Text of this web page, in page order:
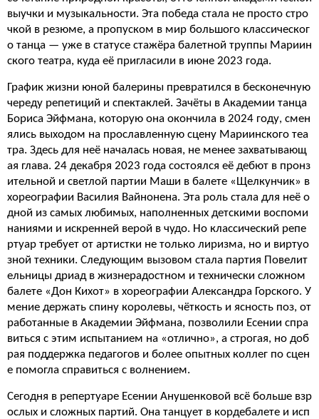
выучки и музыкальности. Эта победа стала не просто стро
чкой в резюме, а пропуском в мир большого классическог
о танца — уже в статусе стажёра балетной труппы Мариин
ского театра, куда её пригласили в июне 2023 года.
График жизни юной балерины превратился в бесконечную
череду репетиций и спектаклей. Зачёты в Академии танца
Бориса Эйфмана, которую она окончила в 2024 году, смен
ялись выходом на прославленную сцену Мариинского теа
тра. Здесь для неё началась новая, не менее захватывающ
ая глава. 24 декабря 2023 года состоялся её дебют в пронз
ительной и светлой партии Маши в балете «Щелкунчик» в
хореографии Василия Вайнонена. Эта роль стала для неё о
дной из самых любимых, наполненных детскими воспоми
наниями и искренней верой в чудо. Но классический репе
ртуар требует от артистки не только лиризма, но и виртуо
зной техники. Следующим вызовом стала партия Повелит
ельницы дриад в жизнерадостном и технически сложном
балете «Дон Кихот» в хореографии Александра Горского. У
мение держать спину королевы, чёткость и ясность поз, от
работанные в Академии Эйфмана, позволили Есении спра
виться с этим испытанием на «отлично», а строгая, но доб
рая поддержка педагогов и более опытных коллег по сцен
е помогла справиться с волнением.
Сегодня в репертуаре Есении Анушенковой всё больше взр
ослых и сложных партий. Она танцует в кордебалете и исп